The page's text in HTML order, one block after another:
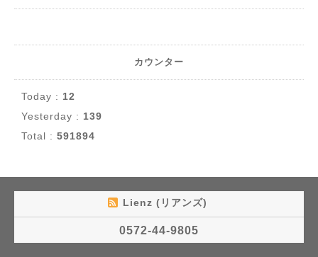
カウンター
Today : 12
Yesterday : 139
Total : 591894
Lienz (リアンズ)
0572-44-9805